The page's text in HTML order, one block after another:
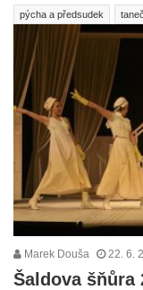
pýcha a předsudek
Marek Douša 22. 6.
Šaldova šňůra